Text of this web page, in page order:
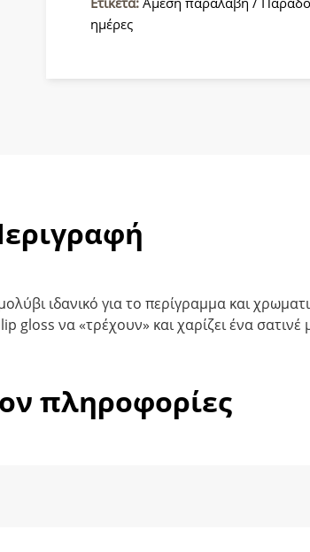
Press
ημέρες
ιδανικό για το περίγραμμα και
gloss να «τρέχουν» και χαρίζει ένα σατινέ
πληροφορίες